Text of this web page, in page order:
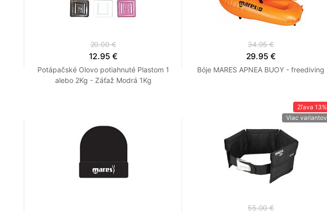
20.00 €
12.95 €
Potápačské Olovo potiahnuté Plastom 1
alebo 2Kg - Záťaž Modrá 1Kg
34.95 €
29.95 €
Bóje MARES APNEA BUOY - freediving
Zľava 13%
Viac variantov
55.00 €